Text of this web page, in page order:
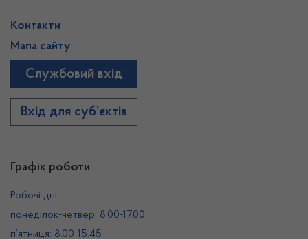
Графік роботи
Робочі дні:
понеділок-четвер: 8.00-17.00
п’ятниця: 8.00-15.45
Контакти
Мапа сайту
Службовий вхід
Вхід для суб’єктів